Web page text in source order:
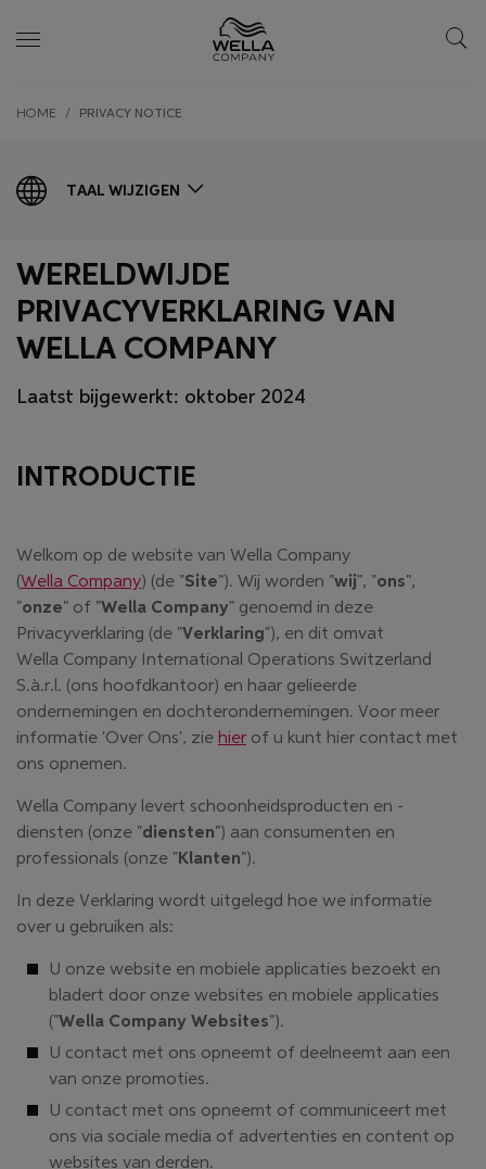
to
content
HOME PRIVACY NOTICE
TAAL WIJZIGEN
WERELDWIJDE
PRIVACYVERKLARING VAN
WELLA COMPANY
Laatst bijgewerkt: oktober 2024
INTRODUCTIE
Welkom op de website van Wella Company
(Wella Company) (de "Site"). Wij worden "wij", "ons",
"onze" of "Wella Company" genoemd in deze
Privacyverklaring (de "Verklaring"), en dit omvat
Wella Company International Operations Switzerland
S.à.r.l. (ons hoofdkantoor) en haar gelieerde
ondernemingen en dochterondernemingen. Voor meer
informatie 'Over Ons', zie hier of u kunt hier contact met
ons opnemen.
Wella Company levert schoonheidsproducten en -
diensten (onze "diensten") aan consumenten en
professionals (onze "Klanten").
In deze Verklaring wordt uitgelegd hoe we informatie
over u gebruiken als:
U onze website en mobiele applicaties bezoekt en
bladert door onze websites en mobiele applicaties
("Wella Company Websites").
U contact met ons opneemt of deelneemt aan een
van onze promoties.
U contact met ons opneemt of communiceert met
ons via sociale media of advertenties en content op
websites van derden.